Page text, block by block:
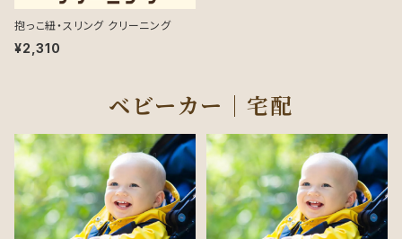
抱っこ紐・スリング クリーニング
¥2,310
ベビーカー｜宅配